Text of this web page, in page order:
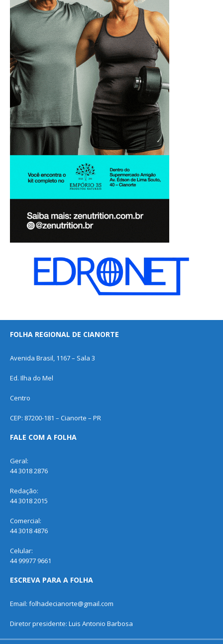
FOLHA REGIONAL DE CIANORTE
Avenida Brasil, 1167 – Sala 3
Ed. Ilha do Mel
Centro
CEP: 87200-181 – Cianorte – PR
FALE COM A FOLHA
Geral:
44 3018 2876
Redação:
44 3018 2015
Comercial:
44 3018 4876
Celular:
44 99977 9661
ESCREVA PARA A FOLHA
Email: folhadecianorte@gmail.com
Diretor presidente: Luis Antonio Barbosa